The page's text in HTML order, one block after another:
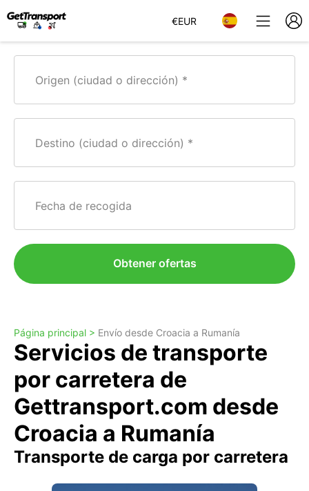
€EUR
Origen (ciudad o dirección)
Destino (ciudad o dirección)
Fecha de recogida
Obtener ofertas
Página principal > Envío desde Croacia a Rumanía
Servicios de transporte
por carretera de
Gettransport.com desde
Croacia a Rumanía
Transporte de carga por carretera